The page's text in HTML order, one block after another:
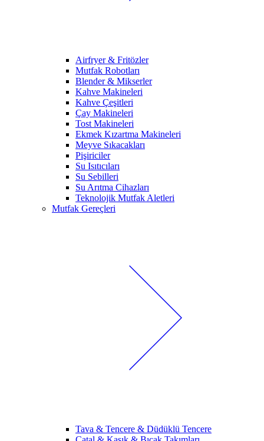
Airfryer & Fritözler
Mutfak Robotları
Blender & Mikserler
Kahve Makineleri
Kahve Çeşitleri
Çay Makineleri
Tost Makineleri
Ekmek Kızartma Makineleri
Meyve Sıkacakları
Pişiriciler
Su Isıtıcıları
Su Sebilleri
Su Arıtma Cihazları
Teknolojik Mutfak Aletleri
Mutfak Gereçleri
Tava & Tencere & Düdüklü Tencere